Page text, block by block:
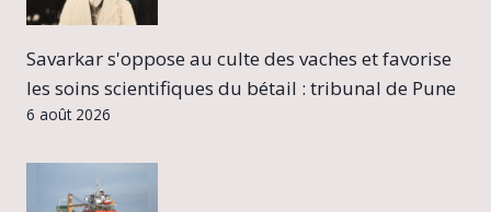
Savarkar s'oppose au culte des vaches et favorise
les soins scientifiques du bétail : tribunal de Pune
6 août 2026